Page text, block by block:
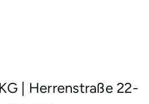
Herrenstraße 22-